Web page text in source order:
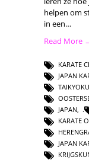
helpen om
in een…
Read More
KARATE
JAPAN
JAPAN,
KARATE
JAPAN